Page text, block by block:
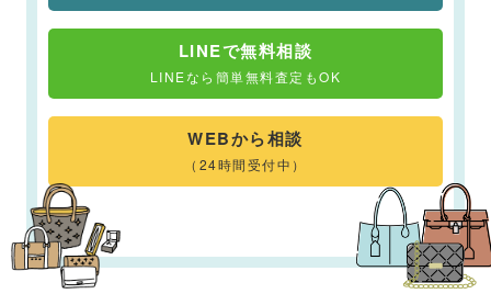
LINEで無料相談
LINEなら簡単無料査定もOK
WEBから相談
（24時間受付中）